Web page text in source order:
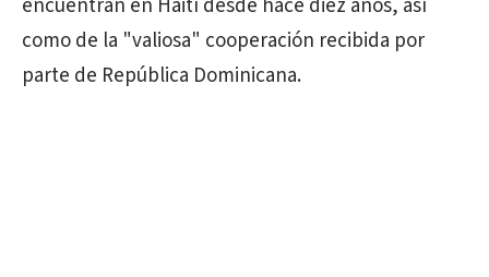
encuentran en Haití desde hace diez años, así
como de la "valiosa" cooperación recibida por
parte de República Dominicana.